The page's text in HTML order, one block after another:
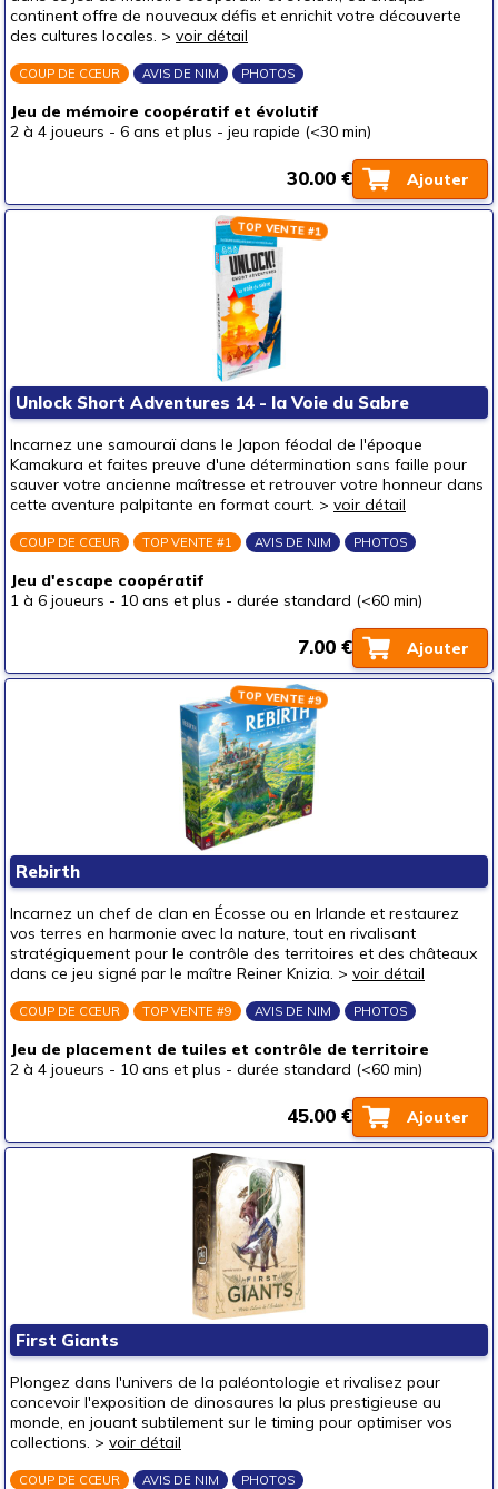
un p'tit bout (3-6 ans)
(1060)
un junior (6-8 ans)
un ado (12-16 ans)
(1570)
autour de 30 €
(1135)
autour de 40 €
(566)
autour de 50 €
50 € et au-delà
(226)
continent offre de nouveaux défis et enrichit votre découverte
des cultures locales. > voir détail
COUP DE CŒUR AVIS DE NIM PHOTOS
Jeu de mémoire coopératif et évolutif
2 à 4 joueurs - 6 ans et plus - jeu rapide (<30 min)
Ajouter
30.00 €
TOP VENTE #1
Unlock Short Adventures 14 - la Voie du Sabre
Incarnez une samouraï dans le Japon féodal de l'époque
Kamakura et faites preuve d'une détermination sans faille pour
sauver votre ancienne maîtresse et retrouver votre honneur dans
cette aventure palpitante en format court. > voir détail
COUP DE CŒUR TOP VENTE #1 AVIS DE NIM PHOTOS
Jeu d'escape coopératif
1 à 6 joueurs - 10 ans et plus - durée standard (<60 min)
Ajouter
7.00 €
TOP VENTE #9
Rebirth
Incarnez un chef de clan en Écosse ou en Irlande et restaurez
vos terres en harmonie avec la nature, tout en rivalisant
stratégiquement pour le contrôle des territoires et des châteaux
dans ce jeu signé par le maître Reiner Knizia. > voir détail
COUP DE CŒUR TOP VENTE #9 AVIS DE NIM PHOTOS
Jeu de placement de tuiles et contrôle de territoire
2 à 4 joueurs - 10 ans et plus - durée standard (<60 min)
Ajouter
45.00 €
First Giants
Plongez dans l'univers de la paléontologie et rivalisez pour
concevoir l'exposition de dinosaures la plus prestigieuse au
monde, en jouant subtilement sur le timing pour optimiser vos
collections. > voir détail
COUP DE CŒUR AVIS DE NIM PHOTOS